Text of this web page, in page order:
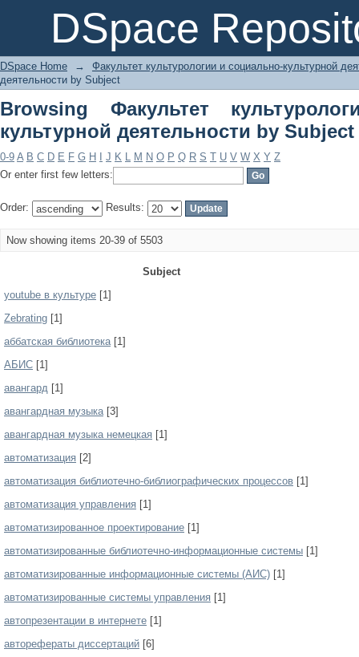
DSpace
Browsing Факультет
Subject
DSpace Home →
Факультет культурологии и социально-культурной
деятельности by Subject
Browsing Факультет
культурной деятельности by Subject
0-9 A B C D E F G H J K L M N O P Q R S T U V W X Y Z
Or enter first few letters:
Order: Results:
Now showing items 20-39 of 5503
Subject
youtube в культуре [1]
Zebrating [1]
аббатская библиотека[1]
АБИС [1]
авангард [1]
авангардная музыка[3]
авангардная музыка немецкая [1]
автоматизация [2]
автоматизация библиотечно-библиографических процессов [1]
автоматизация управления [1]
автоматизированное проектирование [1]
автоматизированные библиотечно-информационные системы [1]
автоматизированные информационные системы (АИС) [1]
автоматизированные системы управления [1]
автопрезентации в интернете [1]
авторефераты диссертаций [6]